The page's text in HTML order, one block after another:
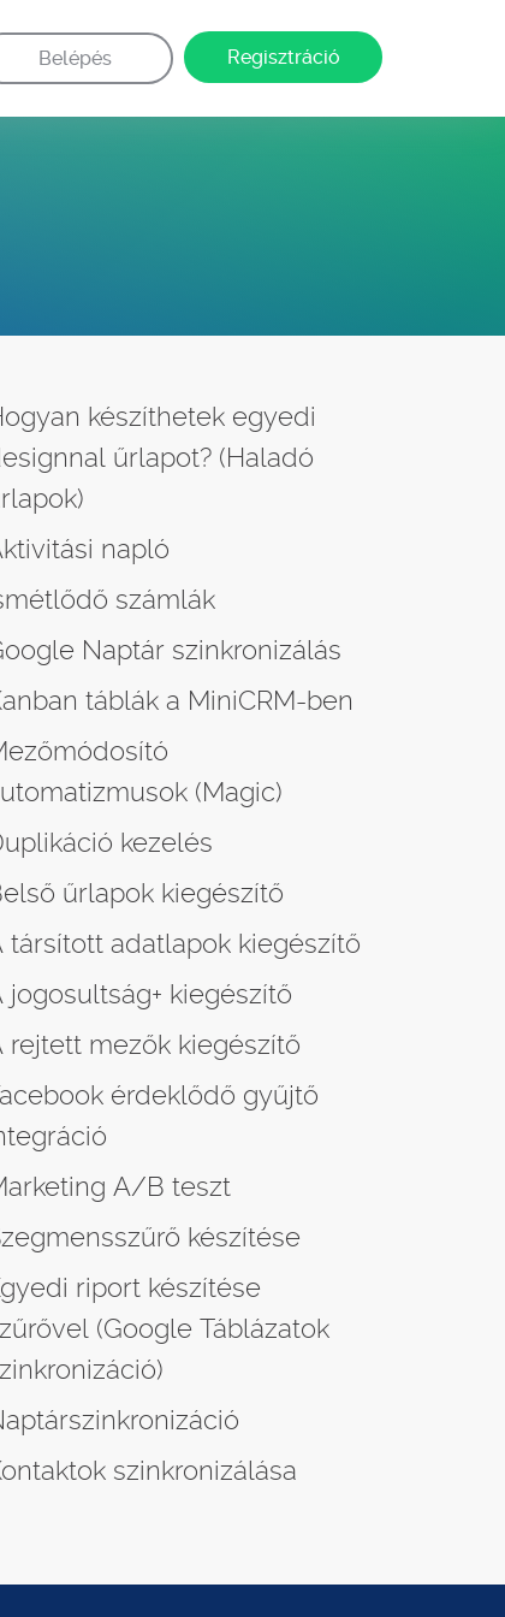
Belépés Regisztráció
készíthetek egyedi
űrlapot? (Haladó
napló
számlák
Naptár szinkronizálás
táblák a MiniCRM-ben
(Magic)
kezelés
űrlapok kiegészítő
társított adatlapok kiegészítő
jogosultság+ kiegészítő
rejtett mezők kiegészítő
érdeklődő gyűjtő
A/B teszt
készítése
riport készítése
(Google Táblázatok
szinkronizálása